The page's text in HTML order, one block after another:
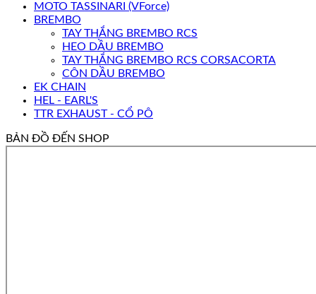
MOTO TASSINARI (VForce)
BREMBO
TAY THẮNG BREMBO RCS
HEO DẦU BREMBO
TAY THẮNG BREMBO RCS CORSACORTA
CÔN DẦU BREMBO
EK CHAIN
HEL - EARL'S
TTR EXHAUST - CỔ PÔ
BẢN ĐỒ ĐẾN SHOP